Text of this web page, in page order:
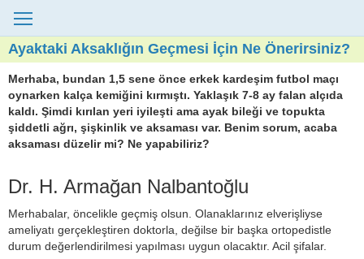
Ayaktaki Aksaklığın Geçmesi İçin Ne Önerirsiniz?
Merhaba, bundan 1,5 sene önce erkek kardeşim futbol maçı
oynarken kalça kemiğini kırmıştı. Yaklaşık 7-8 ay falan alçıda
kaldı. Şimdi kırılan yeri iyileşti ama ayak bileği ve topukta
şiddetli ağrı, şişkinlik ve aksaması var. Benim sorum, acaba
aksaması düzelir mi? Ne yapabiliriz?
Dr. H. Armağan Nalbantoğlu
Merhabalar, öncelikle geçmiş olsun. Olanaklarınız elverişliyse
ameliyatı gerçekleştiren doktorla, değilse bir başka ortopedistle
durum değerlendirilmesi yapılması uygun olacaktır. Acil şifalar.